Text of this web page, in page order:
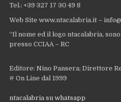
Tel.: +39 327 17 30 49 8
Web Site www.ntacalabria.it –
“Il nome ed il logo ntacalabria,
presso CCIAA – RC
Editore: Nino Pansera; Direttore
# On Line dal 1999
ntacalabria su whatsapp